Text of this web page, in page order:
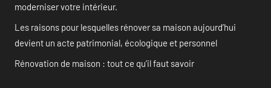
moderniser votre intérieur.
Les raisons pour lesquelles rénover sa maison aujourd’hui
devient un acte patrimonial, écologique et personnel
Rénovation de maison : tout ce qu’il faut savoir